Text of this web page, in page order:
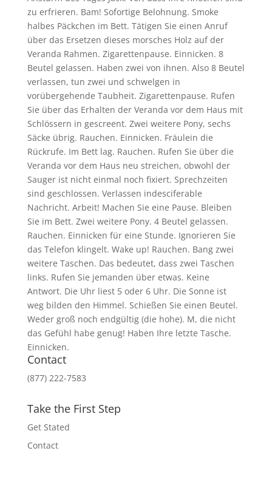
zu erfrieren. Bam! Sofortige Belohnung. Smoke
halbes Päckchen im Bett. Tätigen Sie einen Anruf
über das Ersetzen dieses morsches Holz auf der
Veranda Rahmen. Zigarettenpause. Einnicken. 8
Beutel gelassen. Haben zwei von ihnen. Also 8 Beutel
verlassen, tun zwei und schwelgen in
vorübergehende Taubheit. Zigarettenpause. Rufen
Sie über das Erhalten der Veranda vor dem Haus mit
Schlössern in gescreent. Zwei weitere Pony, sechs
Säcke übrig. Rauchen. Einnicken. Fräulein die
Rückrufe. Im Bett lag. Rauchen. Rufen Sie über die
Veranda vor dem Haus neu streichen, obwohl der
Sauger ist nicht einmal noch fixiert. Sprechzeiten
sind geschlossen. Verlassen indesciferable
Nachricht. Arbeit! Machen Sie eine Pause. Bleiben
Sie im Bett. Zwei weitere Pony. 4 Beutel gelassen.
Rauchen. Einnicken für eine Stunde. Ignorieren Sie
das Telefon klingelt. Wake up! Rauchen. Bang zwei
weitere Taschen. Das bedeutet, dass zwei Taschen
links. Rufen Sie jemanden über etwas. Keine
Antwort. Die Uhr liest 5 oder 6 Uhr. Die Sonne ist
weg bilden den Himmel. Schießen Sie einen Beutel.
Weder groß noch endgültig (die hohe). M, die nicht
das Gefühl habe genug! Haben Ihre letzte Tasche.
Einnicken.
Contact
(877) 222-7583
Take the First Step
Get Stated
Contact